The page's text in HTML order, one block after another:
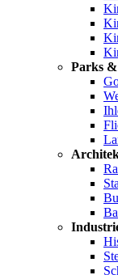
Parks